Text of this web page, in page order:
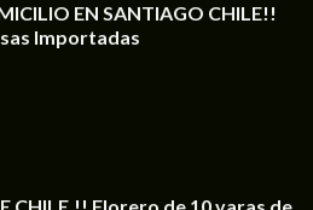
EN SANTIAGO CHILE!!
Importadas